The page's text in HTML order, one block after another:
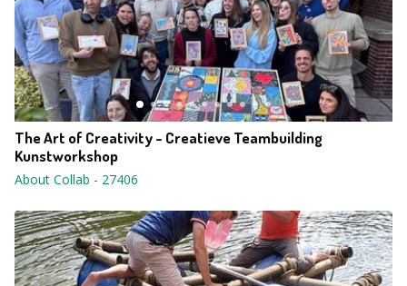
The Art of Creativity - Creatieve Teambuilding
Kunstworkshop
About Collab - 27406